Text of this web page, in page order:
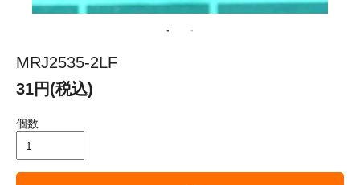
MRJ2535-2LF
31円(税込)
個数